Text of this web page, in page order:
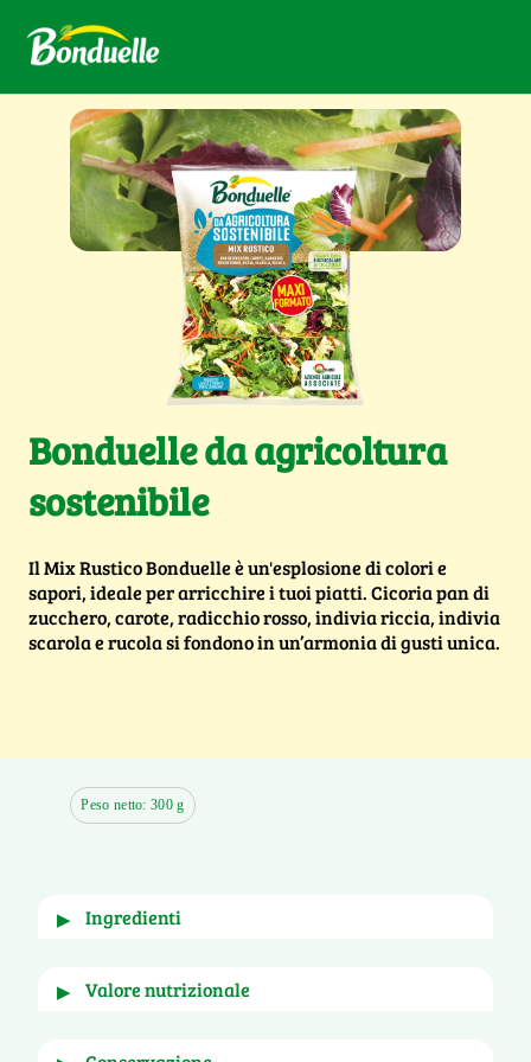
Bonduelle da agricoltura
sostenibile
Il Mix Rustico Bonduelle è un'esplosione di colori e
sapori, ideale per arricchire i tuoi piatti. Cicoria pan di
zucchero, carote, radicchio rosso, indivia riccia, indivia
scarola e rucola si fondono in un’armonia di gusti unica.
Peso netto: 300 g
ingredienti
▶
tondo, indivia riccia, indivia scarola, rucola. In
valore nutrizionale
▶